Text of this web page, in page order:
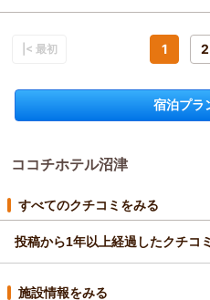
今回は「部屋指定なしプラン」
うで何よりでございます。当日
はございますが、日頃から当
しでも特別なひとときをお届け
ってもこれ以上の喜びはござい
「またお世話になりたい」とい
けるホテルであり続けられるよ
atuo様の次回のお帰りを、スタ
申し上げております。
フロント 志食
人によってこんなにもホテルの
がしました。
宿泊時期： 2026年05月宿泊 (夫婦旅
宿泊プラン：
【じゃらんのお得な10
朝のみ
ココチホテル沼津からの返信
いつも当ホテルをご利用いただ
てくださったことに、心より感
前回の滞在を気に入っていただ
にもかかわらず、フロントスタ
も残念な思いをさせてしまい大
|< 最初 1 2
宿泊プラ
ココチホテル沼津
すべてのクチコミをみる
投稿から1年以上経過したクチコミ
施設情報をみる